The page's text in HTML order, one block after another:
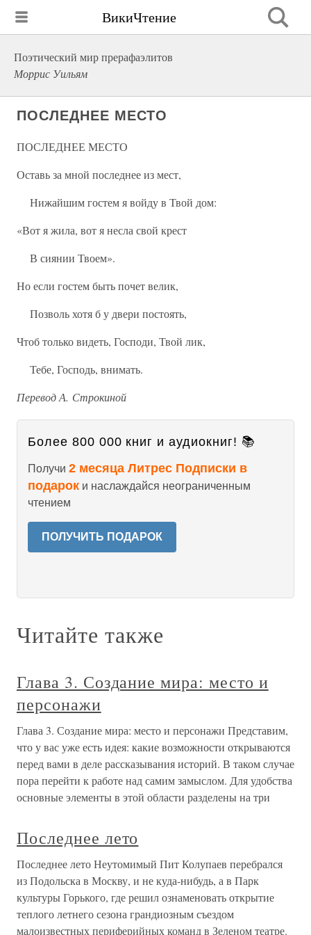
ВикиЧтение
Поэтический мир прерафаэлитов
Моррис Уильям
ПОСЛЕДНЕЕ МЕСТО
ПОСЛЕДНЕЕ МЕСТО
Оставь за мной последнее из мест,
Нижайшим гостем я войду в Твой дом:
«Вот я жила, вот я несла свой крест
В сиянии Твоем».
Но если гостем быть почет велик,
Позволь хотя б у двери постоять,
Чтоб только видеть, Господи, Твой лик,
Тебе, Господь, внимать.
Перевод А. Строкиной
Более 800 000 книг и аудиокниг! 📚
Получи 2 месяца Литрес Подписки в
подарок и наслаждайся неограниченным
чтением
ПОЛУЧИТЬ ПОДАРОК
Читайте также
Глава 3. Создание мира: место и
персонажи
Глава 3. Создание мира: место и персонажи Представим,
что у вас уже есть идея: какие возможности открываются
перед вами в деле рассказывания историй. В таком случае
пора перейти к работе над самим замыслом. Для удобства
основные элементы в этой области разделены на три
Последнее лето
Последнее лето Неутомимый Пит Колупаев перебрался
из Подольска в Москву, и не куда-нибудь, а в Парк
культуры Горького, где решил ознаменовать открытие
теплого летнего сезона грандиозным съездом
малоизвестных периферийных команд в Зеленом театре.